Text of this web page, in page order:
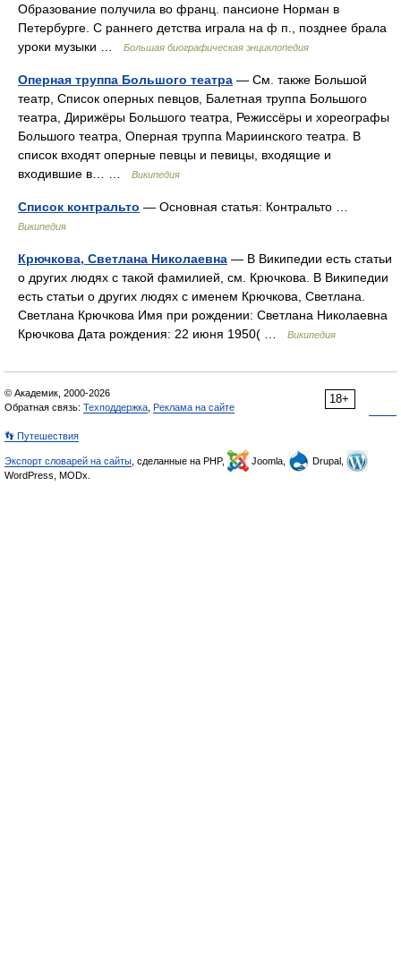
Образование получила во франц. пансионе Норман в
Петербурге. С раннего детства играла на ф п., позднее брала
уроки музыки …
Большая биографическая энциклопедия
Оперная труппа Большого театра — См. также Большой
театр, Список оперных певцов, Балетная труппа Большого
театра, Дирижёры Большого театра, Режиссёры и хореографы
Большого театра, Оперная труппа Мариинского театра. В
список входят оперные певцы и певицы, входящие и
входившие в… …
Википедия
Список контральто — Основная статья: Контральто …
Википедия
Крючкова, Светлана Николаевна — В Википедии есть статьи
о других людях с такой фамилией, см. Крючкова. В Википедии
есть статьи о других людях с именем Крючкова, Светлана.
Светлана Крючкова Имя при рождении: Светлана Николаевна
Крючкова Дата рождения: 22 июня 1950( …
Википедия
18+
© Академик, 2000-2026
Обратная связь: Техподдержка Реклама на сайте
👣 Путешествия
Экспорт словарей на сайты , сделанные на PHP, Joomla,
Drupal,
WordPress, MODx.